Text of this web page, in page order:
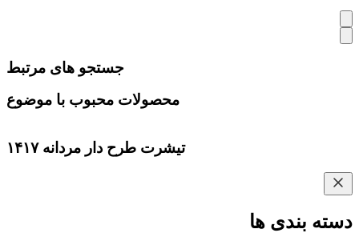
جستجو های مرتبط
محصولات محبوب با موضوع
تیشرت طرح دار مردانه ۱۴۱۷
دسته بندی ها